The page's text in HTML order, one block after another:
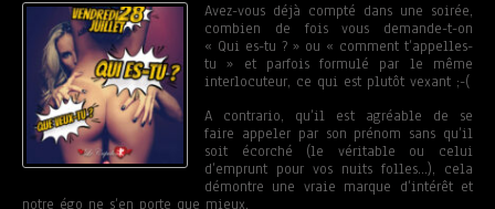
Avez-vous déjà compté dans une soirée,
combien de fois vous demande-t-on
« Qui es-tu ? » ou « comment t’appelles-
tu » et parfois formulé par le même
interlocuteur, ce qui est plutôt vexant ;-(
A contrario, qu’il est agréable de se
faire appeler par son prénom sans qu’il
soit écorché (le véritable ou celui
d’emprunt pour vos nuits folles…), cela
démontre une vraie marque d’intérêt et
notre égo ne s’en porte que mieux.